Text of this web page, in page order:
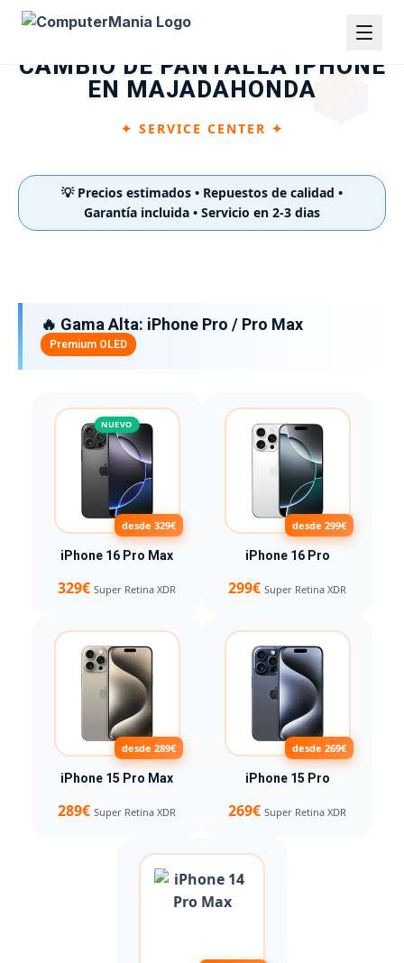
CAMBIO DE PANTALLA IPHONE
EN MAJADAHONDA
✦ SERVICE CENTER ✦
💡 Precios estimados • Repuestos de calidad •
Garantía incluida • Servicio en 2-3 dias
🔥 Gama Alta: iPhone Pro / Pro Max
Premium OLED
NUEVO
desde 329€
iPhone 16 Pro Max
329€ Super Retina XDR
desde 299€
iPhone 16 Pro
299€ Super Retina XDR
desde 289€
iPhone 15 Pro Max
289€ Super Retina XDR
desde 269€
iPhone 15 Pro
269€ Super Retina XDR